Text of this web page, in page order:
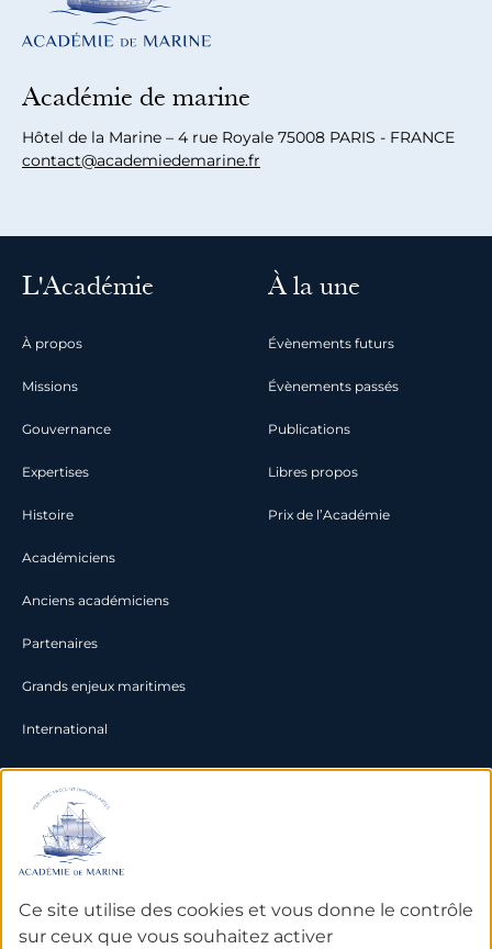
Ce site utilise des cookies et vous donne le contrôle
sur ceux que vous souhaitez activer
Académie de marine
Hôtel de la Marine – 4 rue Royale 75008 PARIS - FRANCE
contact@academiedemarine.fr
L'Académie
À propos
Missions
Gouvernance
Expertises
Histoire
Académiciens
Anciens académiciens
Partenaires
Grands enjeux maritimes
International
À la une
Évènements futurs
Évènements passés
Publications
Libres propos
Prix de l’Académie
Documentation
Archives
données